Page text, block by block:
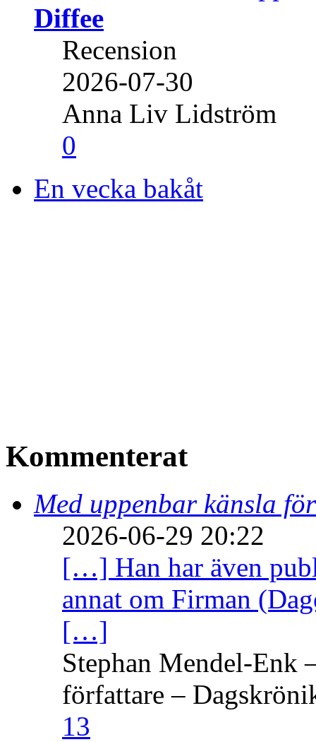
Diffee
Recension
2026-07-30
Anna Liv Lidström
0
En vecka bakåt
Kommenterat
Med uppenbar känsla
2026-06-29 20:22
[…] Han har även
annat om Firman
[…]
Stephan Mendel-Enk
författare –
13